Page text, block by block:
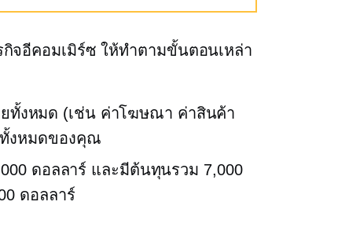
จอีคอมเมิร์ซ ให้ทำตามขั้นตอนเหล่า
ทั้งหมด (เช่น ค่าโฆษณา ค่าสินค้า
ทั้งหมดของคุณ
ดอลลาร์ และมีต้นทุนรวม 7,000
ดอลลาร์